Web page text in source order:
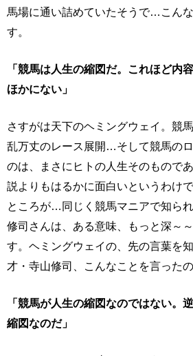
馬場に通い詰めていたそうで…こん
す。
「競馬は人生の縮図だ。これほど内
ほかにない」
さすがは天下のヘミングウェイ。競
乱万丈のレース展開…そして競馬の
のは、まさにヒトの人生そのもので
説よりもはるかに面白いというわけで
ところが…同じく競馬マニアで知ら
修司さんは、ある意味、もっと深～
す。ヘミングウェイの、先の言葉を
才・寺山修司、こんなことを言ったの
「競馬が人生の縮図なのではない。
縮図なのだ」